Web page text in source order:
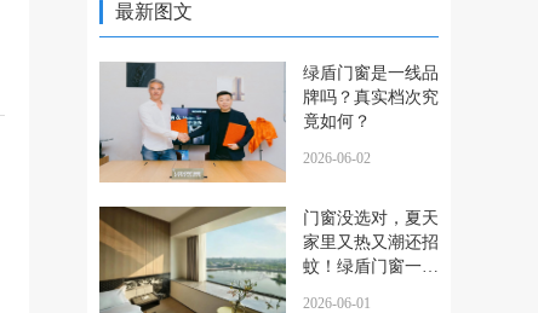
最新图文
绿盾门窗是一线品
牌吗？真实档次究
竟如何？
2026-06-02
门窗没选对，夏天
家里又热又潮还招
蚊！绿盾门窗一站
2026-06-01